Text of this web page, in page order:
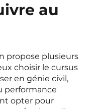
au
propose plusieurs
choisir le cursus
en génie civil,
performance
opter pour